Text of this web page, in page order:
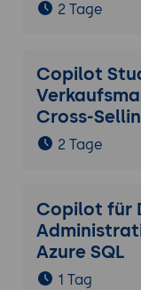
2 Tage
Copilot
Cross-
2 Tage
Copilot für
Azure SQL
1 Tag